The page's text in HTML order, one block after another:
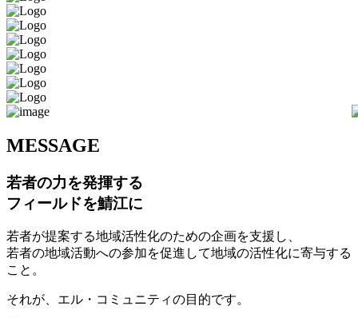
MESSAGE
若者の力を発揮する
フィールドを鯖江に
若者が提案する地域活性化のための企画を支援し、
若者の地域活動への参加を促進して地域の活性化に寄与する
こと。
それが、エル・コミュニティの目的です。